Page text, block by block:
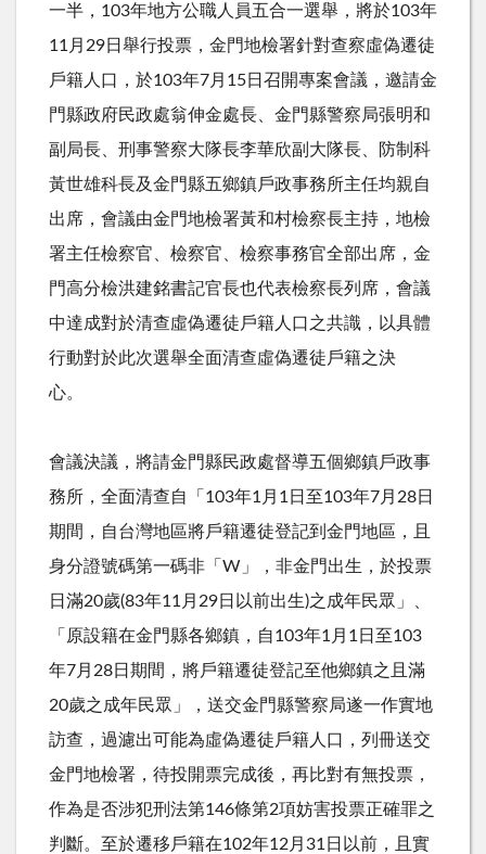
一半，103年地方公職人員五合一選舉，將於103年
11月29日舉行投票，金門地檢署針對查察虛偽遷徒
戶籍人口，於103年7月15日召開專案會議，邀請金
門縣政府民政處翁伸金處長、金門縣警察局張明和
副局長、刑事警察大隊長李華欣副大隊長、防制科
黃世雄科長及金門縣五鄉鎮戶政事務所主任均親自
出席，會議由金門地檢署黃和村檢察長主持，地檢
署主任檢察官、檢察官、檢察事務官全部出席，金
門高分檢洪建銘書記官長也代表檢察長列席，會議
中達成對於清查虛偽遷徒戶籍人口之共識，以具體
行動對於此次選舉全面清查虛偽遷徒戶籍之決
心。
會議決議，將請金門縣民政處督導五個鄉鎮戶政事
務所，全面清查自「103年1月1日至103年7月28日
期間，自台灣地區將戶籍遷徒登記到金門地區，且
身分證號碼第一碼非「W」，非金門出生，於投票
日滿20歲(83年11月29日以前出生)之成年民眾」、
「原設籍在金門縣各鄉鎮，自103年1月1日至103
年7月28日期間，將戶籍遷徒登記至他鄉鎮之且滿
20歲之成年民眾」，送交金門縣警察局遂一作實地
訪查，過濾出可能為虛偽遷徒戶籍人口，列冊送交
金門地檢署，待投開票完成後，再比對有無投票，
作為是否涉犯刑法第146條第2項妨害投票正確罪之
判斷。至於遷移戶籍在102年12月31日以前，且實